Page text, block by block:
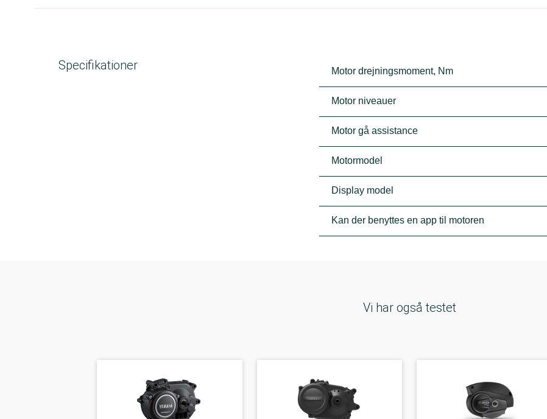
Specifikationer Motor drejningsmoment, Nm
Motor niveauer
Motor gå assistance
Motormodel
Display model
Kan der benyttes en app til motoren
Vi har også testet